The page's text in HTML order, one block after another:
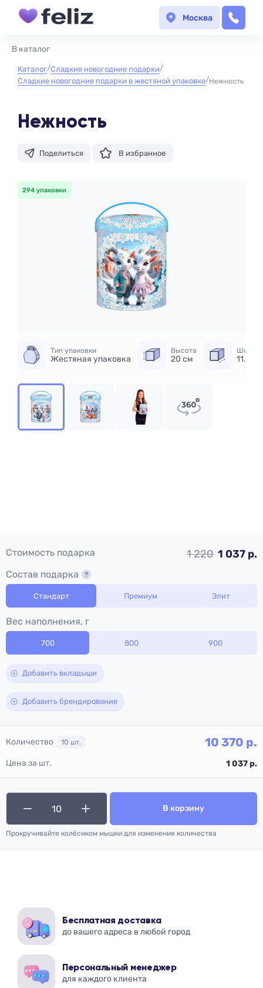
Москва
В каталог
Каталог Сладкие новогодние подарки
Сладкие новогодние подарки в жестяной упаковке Нежность
Нежность
Поделиться В избранное
294 упаковки
Тип упаковки
Жестяная упаковка
Высота
20 см 11.5 см
Стоимость подарка 1 220 1 037 р.
Состав подарка
Стандарт Премиум Элит
Вес наполнения, г
700 800 900
Добавить вкладыши
Добавить брендирование
Количество 10 шт. 10 370 р.
Цена за шт. 1 037р.
В корзину
Прокручивайте колёсиком мышки для изменения количества
Бесплатная доставка
до вашего адреса в любой город
Персональный менеджер
для каждого клиента